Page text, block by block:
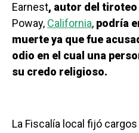
Earnest, autor del
Poway, California, podría
muerte ya que fue
odio en el cual una
su credo religioso.
La Fiscalía local fijó